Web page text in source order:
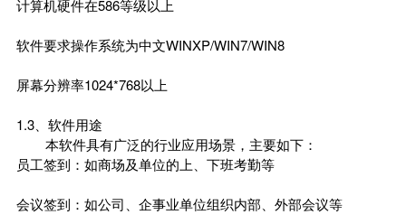
计算机硬件在586等级以上
软件要求操作系统为中文WINXP/WIN7/WIN8
屏幕分辨率1024*768以上
1.3、软件用途
本软件具有广泛的行业应用场景，主要如下：
员工签到：如商场及单位的上、下班考勤等
会议签到：如公司、企事业单位组织内部、外部会议等